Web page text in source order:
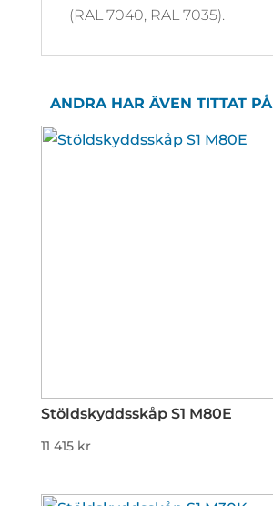
(RAL 7040, RAL 7035).
ANDRA HAR ÄVEN TITTAT PÅ
Stöldskyddsskåp S1 M80E
11 415 kr